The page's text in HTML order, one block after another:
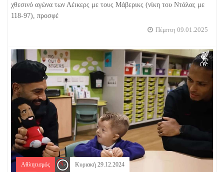
χθεσινό αγώνα των Λέικερς με τους Μάβερικς (νίκη του Ντάλας με
118-97), προσφέ
Πέμπτη 09.01.2025
Αθλητισμός Κυριακή 29.12.2024